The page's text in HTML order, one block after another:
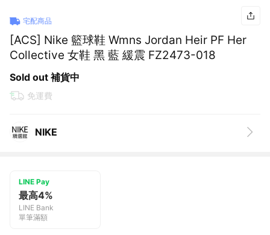
宅配商品
[ACS] Nike 籃球鞋 Wmns Jordan Heir PF Her
Collective 女鞋 黑 藍 緩震 FZ2473-018
Sold out 補貨中
免運費
NIKE
LINE Pay
最高4%
LINE Bank
單筆滿額